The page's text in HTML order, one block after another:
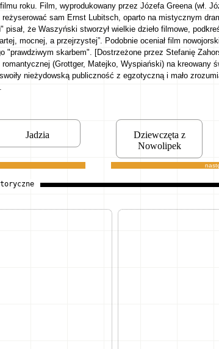
roku. Film, wyprodukowany przez Józefa Greena (wł.
reżyserować sam Ernst Lubitsch, oparto na mistycznym
pisał, że Waszyński stworzył wielkie dzieło filmowe,
mocnej, a przejrzystej”. Podobnie oceniał film
"prawdziwym skarbem". [Dostrzeżone przez Stefanię
(Grottger, Matejko, Wyspiański) na kreowany
nieżydowską publiczność z egzotyczną i mało
Jadzia
Dziewczęta z
Nowolipek